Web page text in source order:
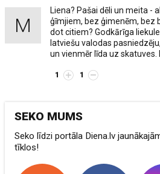
M
Liena? Pašai dēli un meita -
ģīmjiem, bez ģimenēm, bez
dot citiem? Godkārīga
latviešu valodas
un vienmēr līda uz skatuves.
1 1
SEKO MUMS
Seko līdzi portāla Diena.lv
tīklos!